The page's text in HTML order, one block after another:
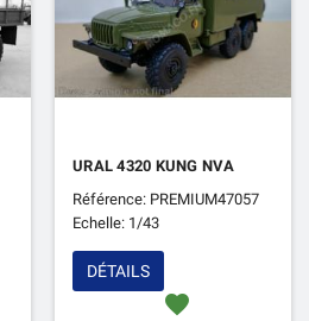
URAL 4320 KUNG NVA
Référence: PREMIUM47057
Echelle: 1/43
favorite
DÉTAILS